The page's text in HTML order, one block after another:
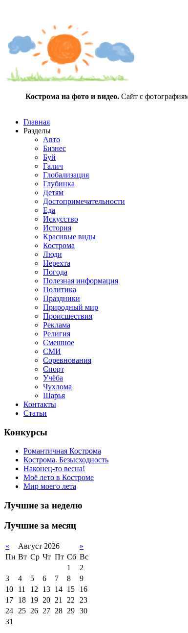
Кострома на фото и видео. Сайт с
Главная
Разделы
Авто
Бизнес
Буй
Галич
Глобализация
Глубинка
Детям
Достопримечательности
Еда
Искусство
История
Красивые виды
Кострома
Люди
Нерехта
Погода
Полезная информация
Политика
Праздники
Природный мир
Происшествия
Реклама
Религия
Смешное
СМИ
Соревнования
Спорт
Учёба
Чухлома
Шарья
Контакты
Статьи
Конкурсы
Романтичная Кострома
Кострома. Безысходность
Наконец-то весна!
Моё лето в Костроме
Мир моего лета
Лучшие за неделю
Лучшие за месяц
« Август 2026
»
Пн Вт Ср Чт Пт Сб Вс
1
2
3
4 5 6 7 8
9
10
11 12 13 14 15
16
17
18 19 20 21 22
23
24
25 26 27 28 29 30
31